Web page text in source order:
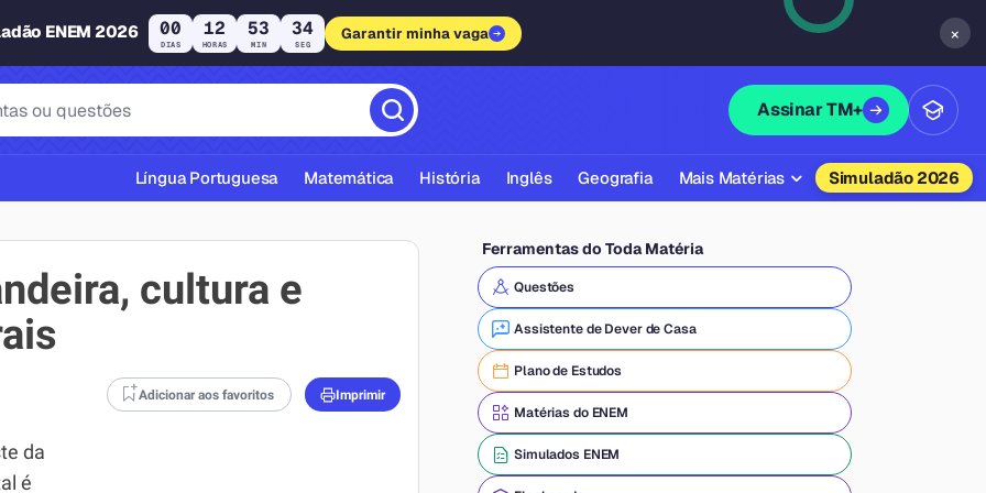
ENEM 2026 00
DIAS
12
HORAS
53
MIN
33
SEG
Garantir minha vaga ×
Assinar TM+
ABNT
Língua Portuguesa Matemática História Inglês Geografia Mais Matérias
Química
Física
Filosofia
Literatura
Simuladão 2026
cultura e
Adicionar aos favoritos Imprimir
da
é
Ferramentas do Toda Matéria
Questões
Assistente de Dever de Casa
Plano de Estudos
Matérias do ENEM
Simulados ENEM